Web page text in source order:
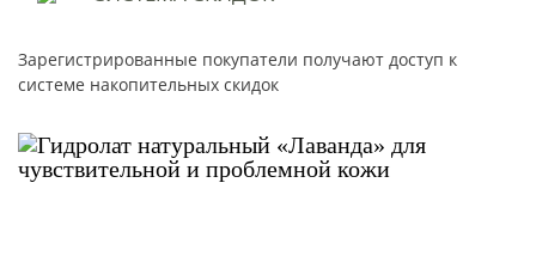
Зарегистрированные покупатели получают доступ к
системе накопительных скидок